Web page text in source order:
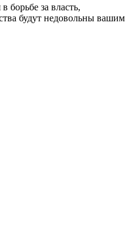
борьбе за власть,
будут недовольны вашим